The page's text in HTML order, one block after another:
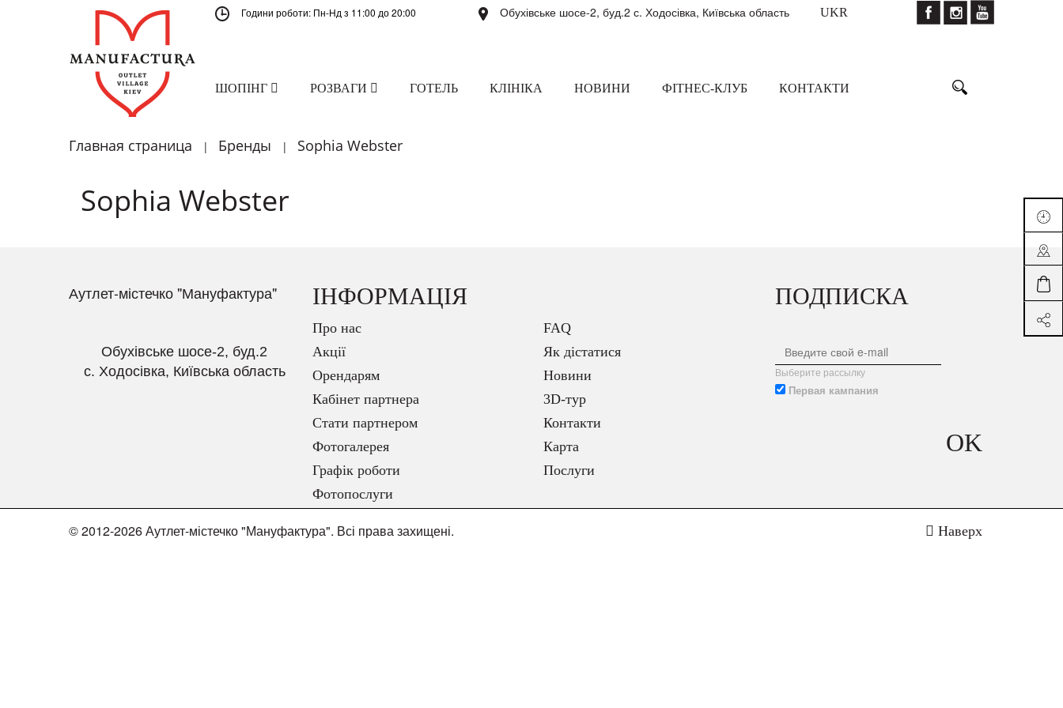
Години роботи: Пн-Нд з 11:00 до 20:00 Обухівське шосе-2, буд.2 с. Ходосівка, Київська область UKR
ШОПІНГ РОЗВАГИ ГОТЕЛЬ КЛІНІКА НОВИНИ ФІТНЕС-КЛУБ КОНТАКТИ
Главная страница | Бренды | Sophia Webster
Sophia Webster
Аутлет-містечко "Мануфактура"
Обухівське шосе-2, буд.2
с. Ходосівка, Київська область
ІНФОРМАЦІЯ
Про нас
Акції
Орендарям
Кабінет партнера
Стати партнером
Фотогалерея
Графік роботи
Фотопослуги
FAQ
Як дістатися
Новини
3D-тур
Контакти
Карта
Послуги
ПОДПИСКА
Выберите рассылку
Первая кампания
OK
© 2012-2026 Аутлет-містечко "Мануфактура". Всі права захищені. Наверх